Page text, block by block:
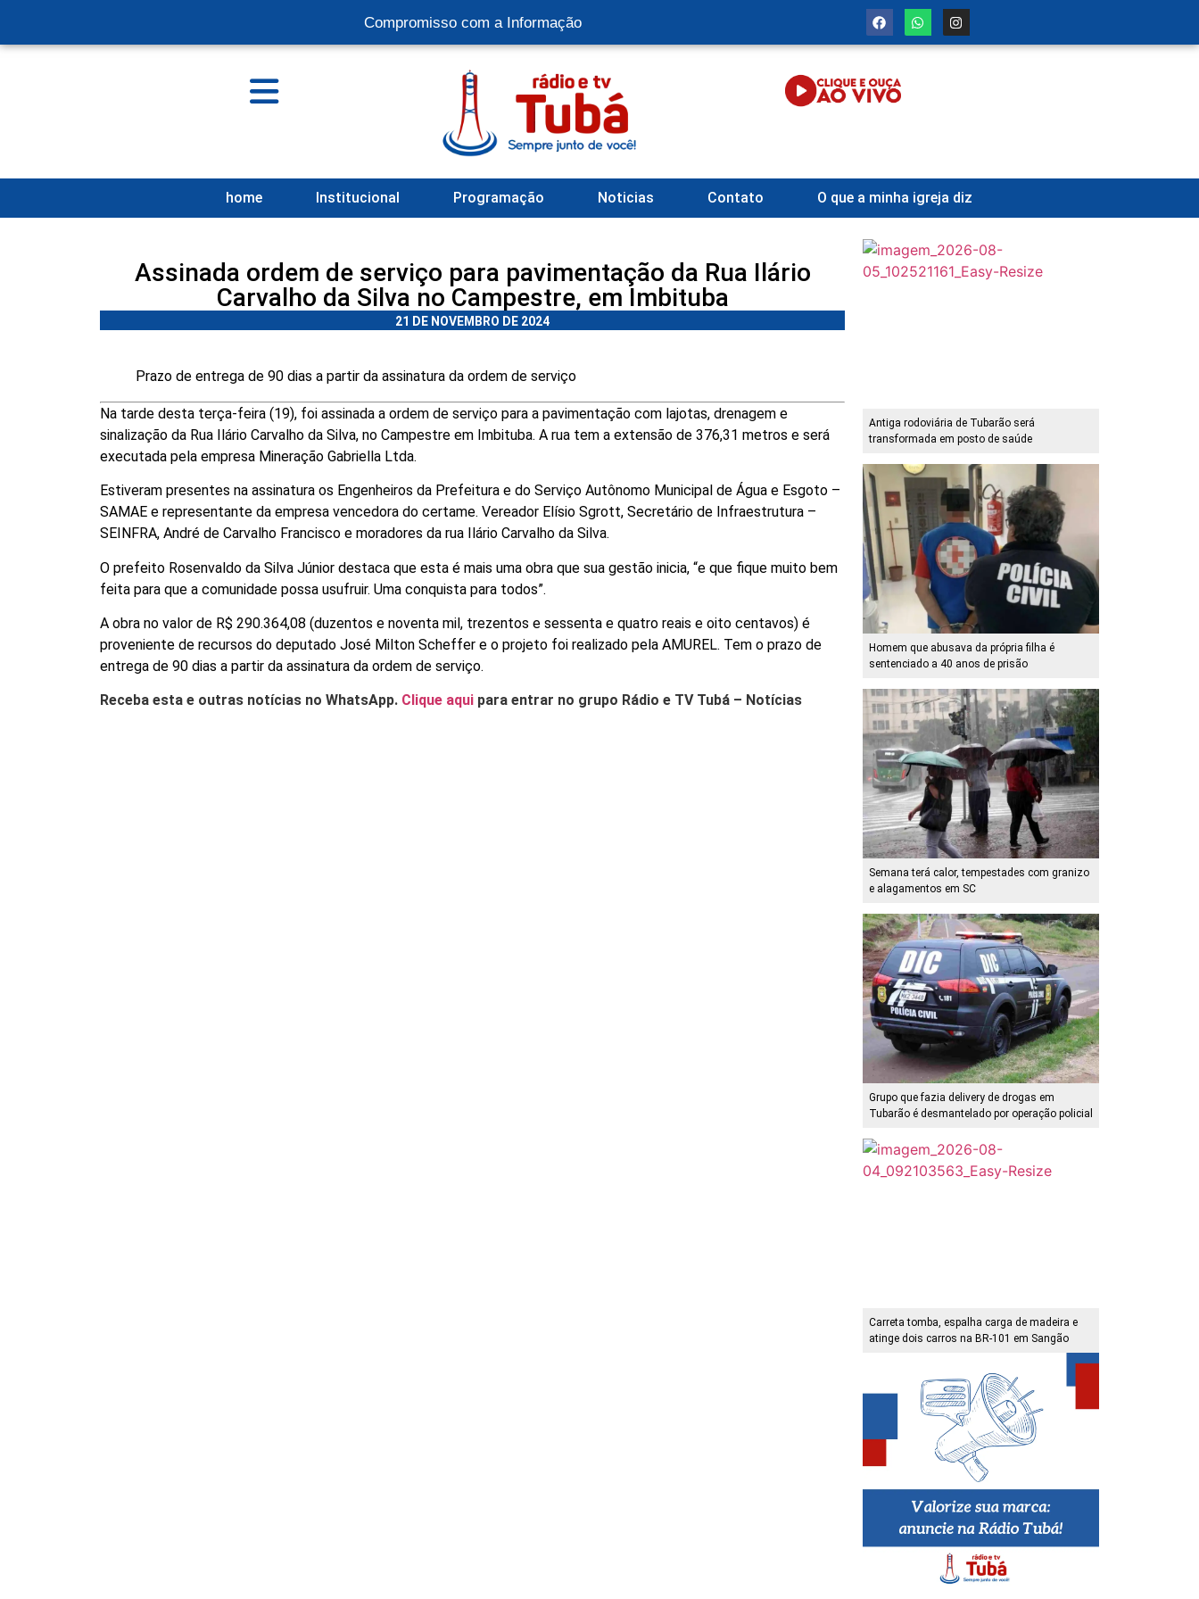
Compromisso com a Informação
home Institucional Programação Noticias Contato O que a minha igreja diz
Assinada ordem de serviço para pavimentação da Rua Ilário
Carvalho da Silva no Campestre, em Imbituba
21 DE NOVEMBRO DE 2024
Prazo de entrega de 90 dias a partir da assinatura da ordem de serviço
Na tarde desta terça-feira (19), foi assinada a ordem de serviço para a pavimentação com lajotas, drenagem e
sinalização da Rua Ilário Carvalho da Silva, no Campestre em Imbituba. A rua tem a extensão de 376,31 metros e será
executada pela empresa Mineração Gabriella Ltda.
Estiveram presentes na assinatura os Engenheiros da Prefeitura e do Serviço Autônomo Municipal de Água e Esgoto –
SAMAE e representante da empresa vencedora do certame. Vereador Elísio Sgrott, Secretário de Infraestrutura –
SEINFRA, André de Carvalho Francisco e moradores da rua Ilário Carvalho da Silva.
O prefeito Rosenvaldo da Silva Júnior destaca que esta é mais uma obra que sua gestão inicia, “e que fique muito bem
feita para que a comunidade possa usufruir. Uma conquista para todos”.
A obra no valor de R$ 290.364,08 (duzentos e noventa mil, trezentos e sessenta e quatro reais e oito centavos) é
proveniente de recursos do deputado José Milton Scheffer e o projeto foi realizado pela AMUREL. Tem o prazo de
entrega de 90 dias a partir da assinatura da ordem de serviço.
Receba esta e outras notícias no WhatsApp. Clique aqui para entrar no grupo Rádio e TV Tubá – Notícias
Antiga rodoviária de Tubarão será
transformada em posto de saúde
Homem que abusava da própria filha é
sentenciado a 40 anos de prisão
Semana terá calor, tempestades com granizo
e alagamentos em SC
Grupo que fazia delivery de drogas em
Tubarão é desmantelado por operação policial
Carreta tomba, espalha carga de madeira e
atinge dois carros na BR-101 em Sangão